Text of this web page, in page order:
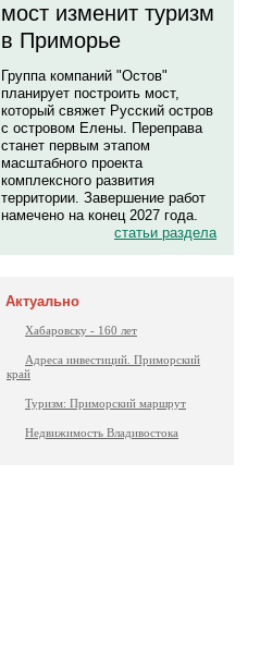
мост изменит туризм
в Приморье
Группа компаний "Остов"
планирует построить мост,
который свяжет Русский остров
с островом Елены. Переправа
станет первым этапом
масштабного проекта
комплексного развития
территории. Завершение работ
намечено на конец 2027 года.
статьи раздела
Актуально
Хабаровску - 160 лет
Адреса инвестиций. Приморский
край
Туризм: Приморский маршрут
Недвижимость Владивостока